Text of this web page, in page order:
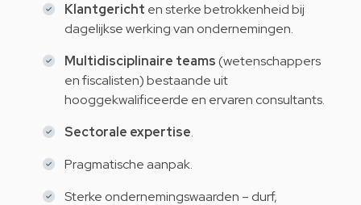
Klantgericht en sterke betrokkenheid bij
dagelijkse werking van ondernemingen.
Multidisciplinaire teams(wetenschappers
en fiscalisten) bestaande uit
hooggekwalificeerde en ervaren consultants.
Sectorale expertise.
Pragmatische aanpak.
Sterke ondernemingswaarden – durf,